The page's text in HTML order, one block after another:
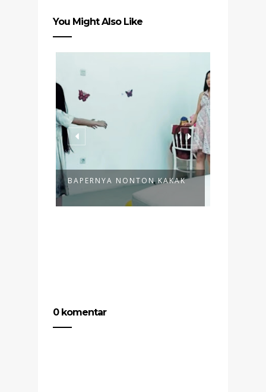
You Might Also Like
BAPERNYA NONTON KAKAK
0 komentar